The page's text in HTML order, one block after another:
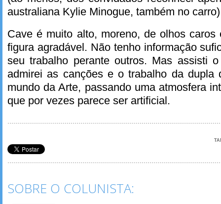
australiana Kylie Minogue, também no
Cave é muito alto, moreno, de olhos caros
figura agradável. Não tenho informação
seu trabalho perante outros. Mas assisti
admirei as canções e o trabalho da dupla
mundo da Arte, passando uma atmosfera
que por vezes parece ser artificial.
SOBRE O COLUNISTA: